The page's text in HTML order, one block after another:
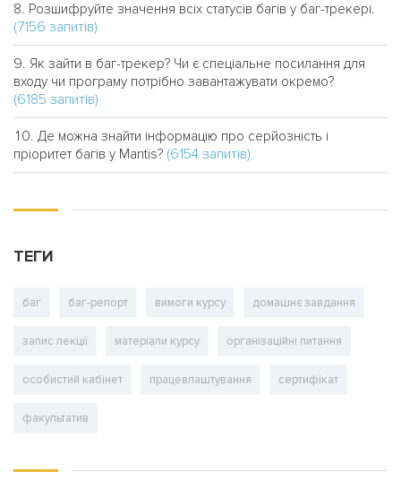
Розшифруйте значення всіх статусів багів у баг-трекері.
(7156 запитів)
Як зайти в баг-трекер? Чи є спеціальне посилання для
входу чи програму потрібно завантажувати окремо?
(6185 запитів)
Де можна знайти інформацію про серйозність і
пріоритет багів у Mantis? (6154 запитів)
ТЕГИ
баг баг-репорт вимоги курсу домашнє завдання
запис лекції матеріали курсу організаційні питання
особистий кабінет працевлаштування сертифікат
факультатив